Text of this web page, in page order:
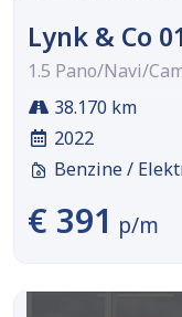
Lynk & Co 01
1.5 Pano/Navi/
38.170 km
2022
Benzine /
€ 391 p/m